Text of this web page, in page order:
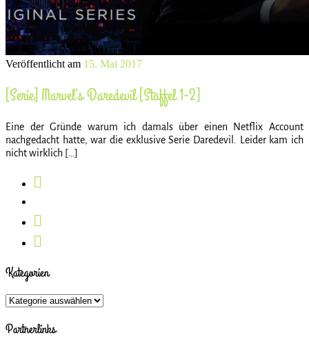
Veröffentlicht am 15. Mai 2017
[Serie] Marvel’s Daredevil [Staffel 1-2]
Eine der Gründe warum ich damals über einen Netflix Account
nachgedacht hatte, war die exklusive Serie Daredevil. Leider kam ich
nicht wirklich […]
Kategorien
Kategorien
Partnerlinks